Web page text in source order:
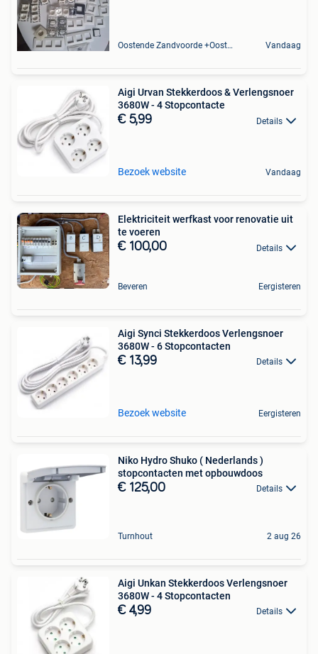
Oostende Zandvoorde +Oostende Vandaag
Aigi Urvan Stekkerdoos & Verlengsnoer
3680W - 4 Stopcontacte
€ 5,99 Details
Bezoek website Vandaag
Elektriciteit werfkast voor renovatie uit
te voeren
€ 100,00 Details
Beveren Eergisteren
Aigi Synci Stekkerdoos Verlengsnoer
3680W - 6 Stopcontacten
€ 13,99 Details
Bezoek website Eergisteren
Niko Hydro Shuko ( Nederlands )
stopcontacten met opbouwdoos
€ 125,00 Details
Turnhout 2 aug 26
Aigi Unkan Stekkerdoos Verlengsnoer
3680W - 4 Stopcontacten
€ 4,99 Details